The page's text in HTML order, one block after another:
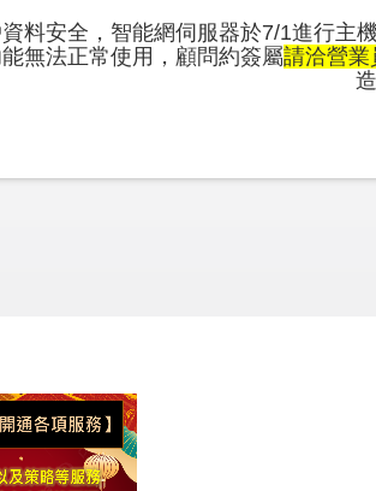
料安全，智能網伺服器於7/1進行主
無法正常使用，顧問約簽屬請洽營業